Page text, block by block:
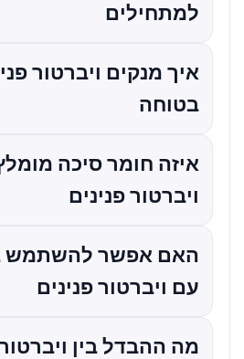
למתחילים
איך מנקים ויברטור
בטוחה
איזה חומר סיכה
ויברטור פנינים
האם אפשר להשתמש
עם ויברטור פנינים
מה ההבדל בין ויברטור